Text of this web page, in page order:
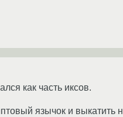
как часть иксов.
язычок и выкатить